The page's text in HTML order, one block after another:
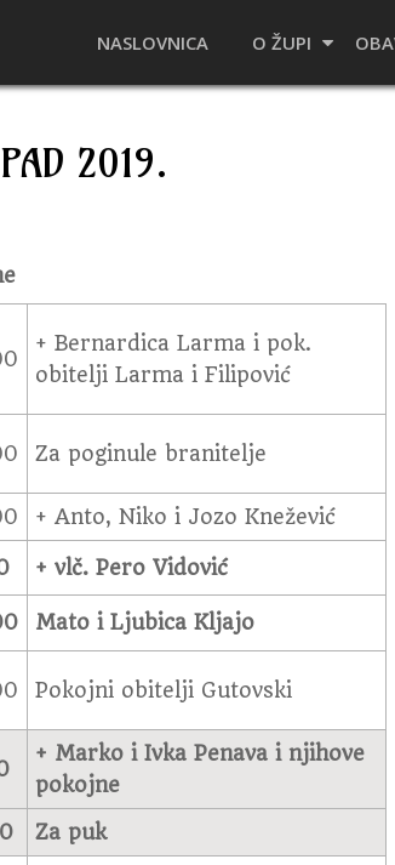
NASLOVNICA O ŽUPI
2019.
+ Bernardica Larma i pok.
obitelji Larma i Filipović
Za poginule branitelje
+ Anto, Niko i Jozo Knežević
+ vlč. Pero Vidović
Mato i Ljubica Kljajo
Pokojni obitelji Gutovski
+ Marko i Ivka Penava i njihove
pokojne
Za puk